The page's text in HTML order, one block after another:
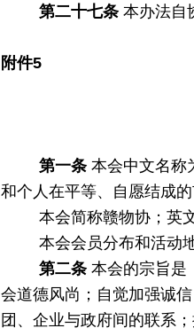
第二十七条 本办法自
附件5
第一条 本会中文名称
和个人在平等、自愿结成
本会简称赣物协；英
本会会员分布和活动
第二条 本会的宗旨是
会道德风尚；自觉加强诚
团、企业与政府间的联系